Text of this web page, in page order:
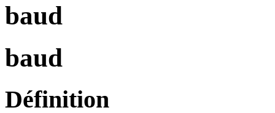
baud
baud
Définition